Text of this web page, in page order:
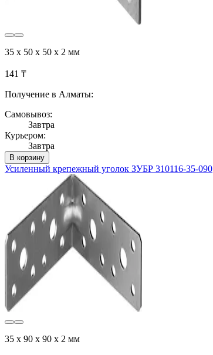
35 x 50 x 50 x 2 мм
141 ₸
Получение в Алматы:
Самовывоз:
Завтра
Курьером:
Завтра
В корзину
Усиленный крепежный уголок ЗУБР 310116-35-090
35 x 90 x 90 x 2 мм